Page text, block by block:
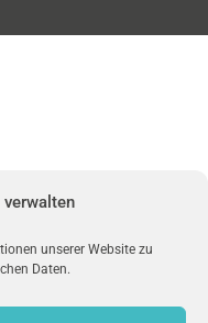
unserer Website zu
Daten.